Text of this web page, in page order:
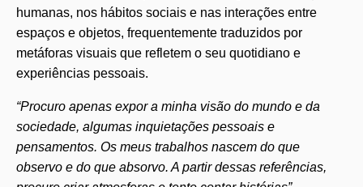
humanas, nos hábitos sociais e nas interações entre
espaços e objetos, frequentemente traduzidos por
metáforas visuais que refletem o seu quotidiano e
experiências pessoais.
“Procuro apenas expor a minha visão do mundo e da
sociedade, algumas inquietações pessoais e
pensamentos. Os meus trabalhos nascem do que
observo e do que absorvo. A partir dessas referências,